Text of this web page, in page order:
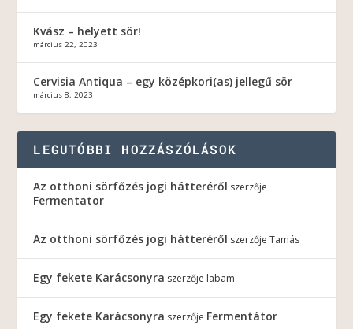
Kvász – helyett sör!
március 22, 2023
Cervisia Antiqua – egy középkori(as) jellegű sör
március 8, 2023
LEGUTÓBBI HOZZÁSZÓLÁSOK
Az otthoni sörfőzés jogi hátteréről szerzője
Fermentator
Az otthoni sörfőzés jogi hátteréről szerzőjeTamás
Egy fekete Karácsonyra szerzője labam
Egy fekete Karácsonyra szerzője Fermentátor